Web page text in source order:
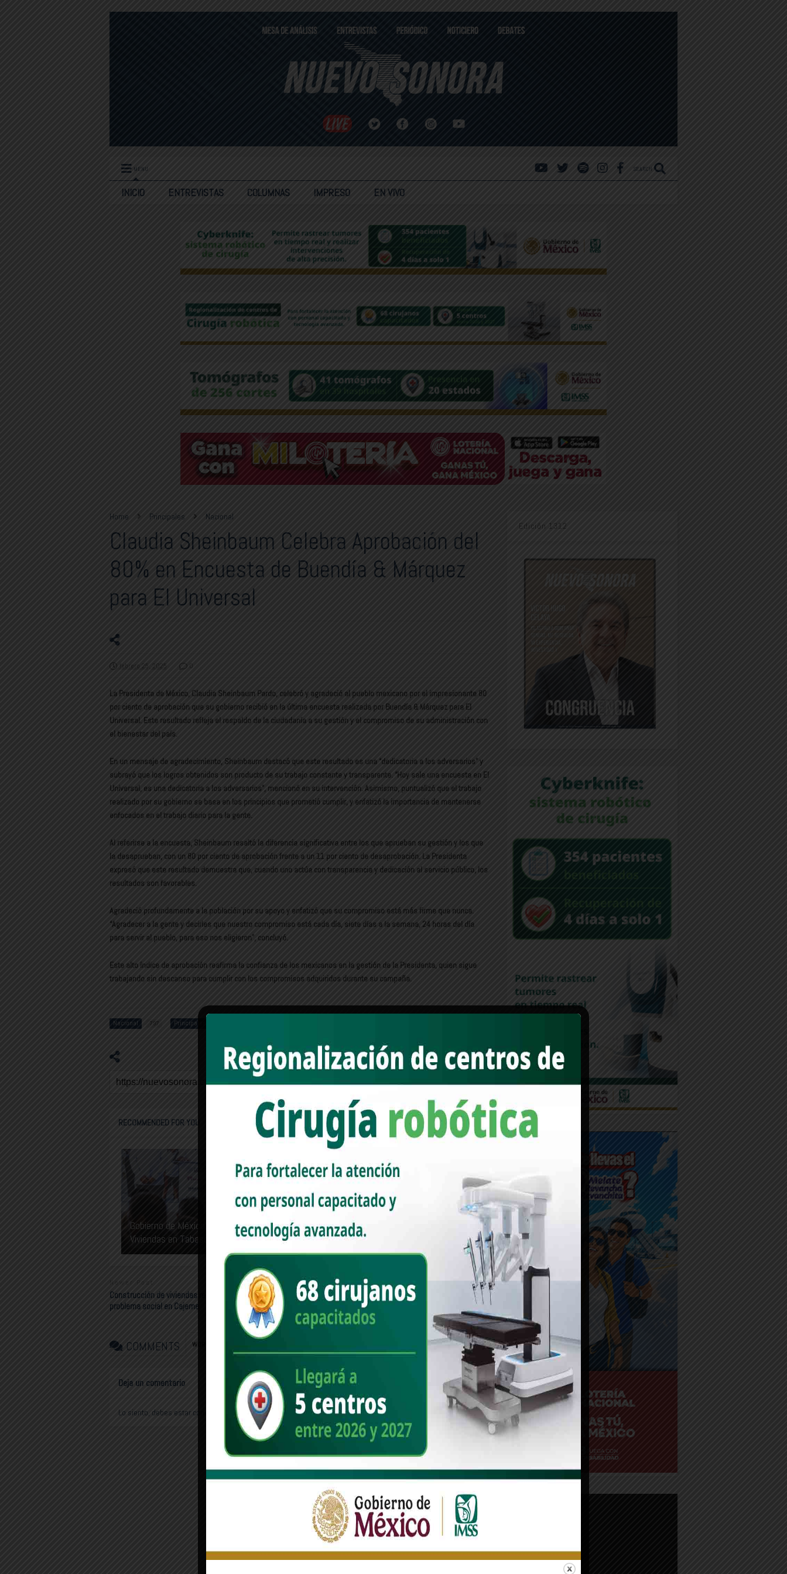
MENU SEARCH
INICIO ENTREVISTAS COLUMNAS IMPRESO EN VIVO
Home Principales Nacional
Claudia Sheinbaum Celebra Aprobación del
80% en Encuesta de Buendía & Márquez
para El Universal
febrero 25, 2025 0
La Presidenta de México, Claudia Sheinbaum Pardo, celebró y agradeció al pueblo mexicano por el impresionante 80
por ciento de aprobación que su gobierno recibió en la última encuesta realizada por Buendía & Márquez para El
Universal. Este resultado refleja el respaldo de la ciudadanía a su gestión y el compromiso de su administración con
el bienestar del país.
En un mensaje de agradecimiento, Sheinbaum destacó que este resultado es una “dedicatoria a los adversarios” y
subrayó que los logros obtenidos son producto de su trabajo constante y transparente. “Hoy sale una encuesta en El
Universal, es una dedicatoria a los adversarios”, mencionó en su intervención. Asimismo, puntualizó que el trabajo
realizado por su gobierno se basa en los principios que prometió cumplir, y enfatizó la importancia de mantenerse
enfocados en el trabajo diario para la gente.
Al referirse a la encuesta, Sheinbaum resaltó la diferencia significativa entre los que aprueban su gestión y los que
la desaprueban, con un 80 por ciento de aprobación frente a un 11 por ciento de desaprobación. La Presidenta
expresó que este resultado demuestra que, cuando uno actúa con transparencia y dedicación al servicio público, los
resultados son favorables.
Agradeció profundamente a la población por su apoyo y enfatizó que su compromiso está más firme que nunca.
“Agradecer a la gente y decirles que nuestro compromiso está cada día, siete días a la semana, 24 horas del día
para servir al pueblo, para eso nos eligieron”, concluyó.
Este alto índice de aprobación reafirma la confianza de los mexicanos en la gestión de la Presidenta, quien sigue
trabajando sin descanso para cumplir con los compromisos adquiridos durante su campaña.
Nacional 797 Principales
RECOMMENDED FOR YOU
Gobierno de México Arranca Entrega de
Viviendas en Tabasco
EDITORIAL | México y Estados Unidos:
entre la soberanía y la subordinación
Newer Post
Construcción de viviendas resolverá un importante
problema social en Cajeme
Older Post
Acciones del Gabinete de Seguridad del Gobierno de
México: Reporte de las Fechas 21-23 de febrero 2025
COMMENTS WORDPRESS:
Deja un comentario
Lo siento, debes estar conectado para publicar un comentario.
Edición 1312